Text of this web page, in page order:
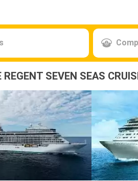
SEVEN SEAS